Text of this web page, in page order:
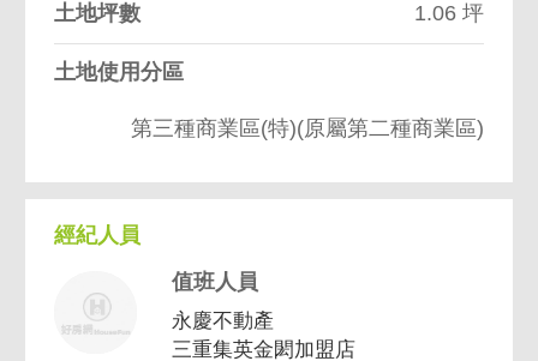
土地坪數 1.06 坪
土地使用分區
第三種商業區(特)(原屬第二種商業區)
經紀人員
值班人員
永慶不動產
三重集英金閎加盟店